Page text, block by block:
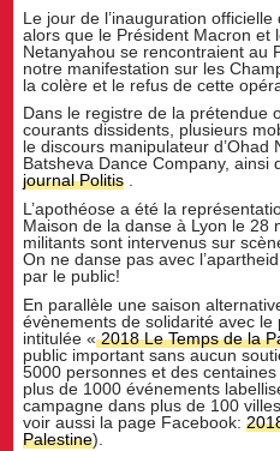
Le jour de l’inauguration officielle
alors que le Président Macron et
Netanyahou se rencontraient au
notre manifestation sur les
la colère et le refus de cette
Dans le registre de la prétendue
courants dissidents, plusieurs
le discours manipulateur d’Ohad
Batsheva Dance Company, ainsi
journal Politis .
L’apothéose a été la
Maison de la danse à Lyon le 28
militants sont intervenus sur
On ne danse pas avec
par le public!
En parallèle une saison
évènements de solidarité avec le
intitulée «2018 Le Temps de la
public important sans aucun
5000 personnes et des
plus de 1000 événements
campagne dans plus de 100
voir aussi la page Facebook:
Palestine).